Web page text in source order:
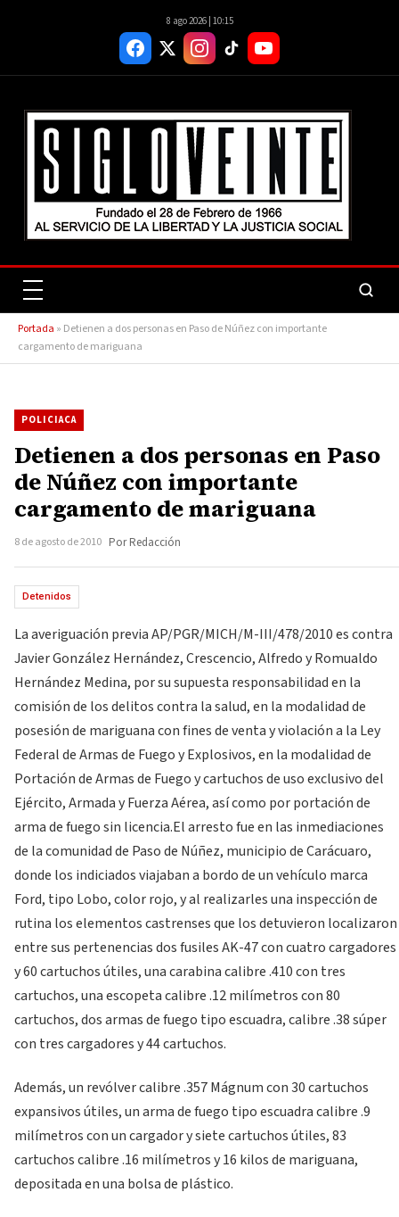
8 ago 2026 | 10:15
Portada » Detienen a dos personas en Paso de Núñez con importante
cargamento de mariguana
POLICIACA
Detienen a dos personas en Paso
de Núñez con importante
cargamento de mariguana
8 de agosto de 2010 Por Redacción
Detenidos
La averiguación previa AP/PGR/MICH/M-III/478/2010 es contra
Javier González Hernández, Crescencio, Alfredo y Romualdo
Hernández Medina, por su supuesta responsabilidad en la
comisión de los delitos contra la salud, en la modalidad de
posesión de mariguana con fines de venta y violación a la Ley
Federal de Armas de Fuego y Explosivos, en la modalidad de
Portación de Armas de Fuego y cartuchos de uso exclusivo del
Ejército, Armada y Fuerza Aérea, así como por portación de
arma de fuego sin licencia.El arresto fue en las inmediaciones
de la comunidad de Paso de Núñez, municipio de Carácuaro,
donde los indiciados viajaban a bordo de un vehículo marca
Ford, tipo Lobo, color rojo, y al realizarles una inspección de
rutina los elementos castrenses que los detuvieron localizaron
entre sus pertenencias dos fusiles AK-47 con cuatro cargadores
y 60 cartuchos útiles, una carabina calibre .410 con tres
cartuchos, una escopeta calibre .12 milímetros con 80
cartuchos, dos armas de fuego tipo escuadra, calibre .38 súper
con tres cargadores y 44 cartuchos.
Además, un revólver calibre .357 Mágnum con 30 cartuchos
expansivos útiles, un arma de fuego tipo escuadra calibre .9
milímetros con un cargador y siete cartuchos útiles, 83
cartuchos calibre .16 milímetros y 16 kilos de mariguana,
depositada en una bolsa de plástico.